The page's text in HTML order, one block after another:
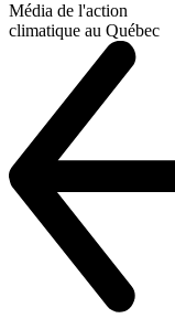
Média de l'action
climatique au Québec